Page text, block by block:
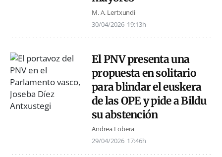
M. A. Lertxundi
30/04/2026 19:13h
El PNV presenta una
propuesta en solitario
para blindar el euskera
de las OPE y pide a Bildu
su abstención
Andrea Lobera
29/04/2026 17:46h